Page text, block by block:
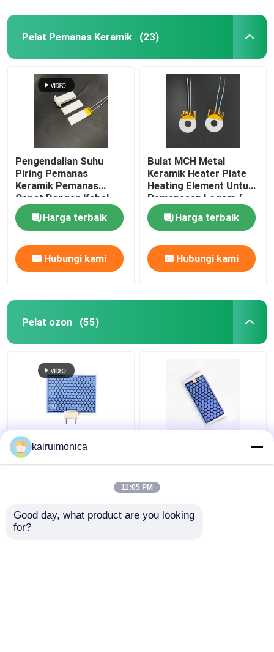
Pelat Pemanas Keramik (23)
Pengendalian Suhu
Piring Pemanas
Keramik Pemanas
Cepat Dengan Kabel
Sensor
Harga terbaik
Hubungi kami
Bulat MCH Metal
Keramik Heater Plate
Heating Element Untuk
Pemanasan Logam /
Cetakan
Harga terbaik
Hubungi kami
Pelat ozon (55)
10g/jam Plat Ozon
Keramik untuk OS1200
Generator
kairuimonica
11:05 PM
Good day, what product are you looking
for?